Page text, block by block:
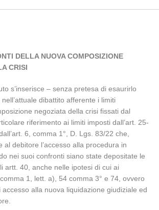
DELLA NUOVA COMPOSIZIONE
CRISI
s’inserisce – senza pretesa di esaurirlo
dibattito afferente i limiti
negoziata della crisi fissati dal
riferimento ai limiti imposti dall’art. 25-
6, comma 1°, D. Lgs. 83/22 che,
al debitore l’accesso alla procedura in
nei suoi confronti siano state depositate le
artt. 40, anche nelle ipotesi di cui ai
1, lett. a), 54 comma 3° e 74, ovvero
alla nuova liquidazione giudiziale ed